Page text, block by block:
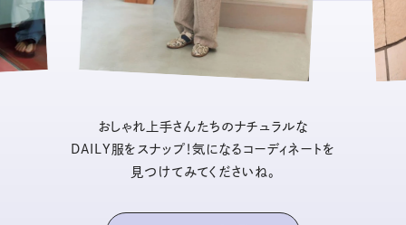
おしゃれ上手さんたちのナチュラルな
DAILY服をスナップ！気になるコーディネートを
見つけてみてくださいね。